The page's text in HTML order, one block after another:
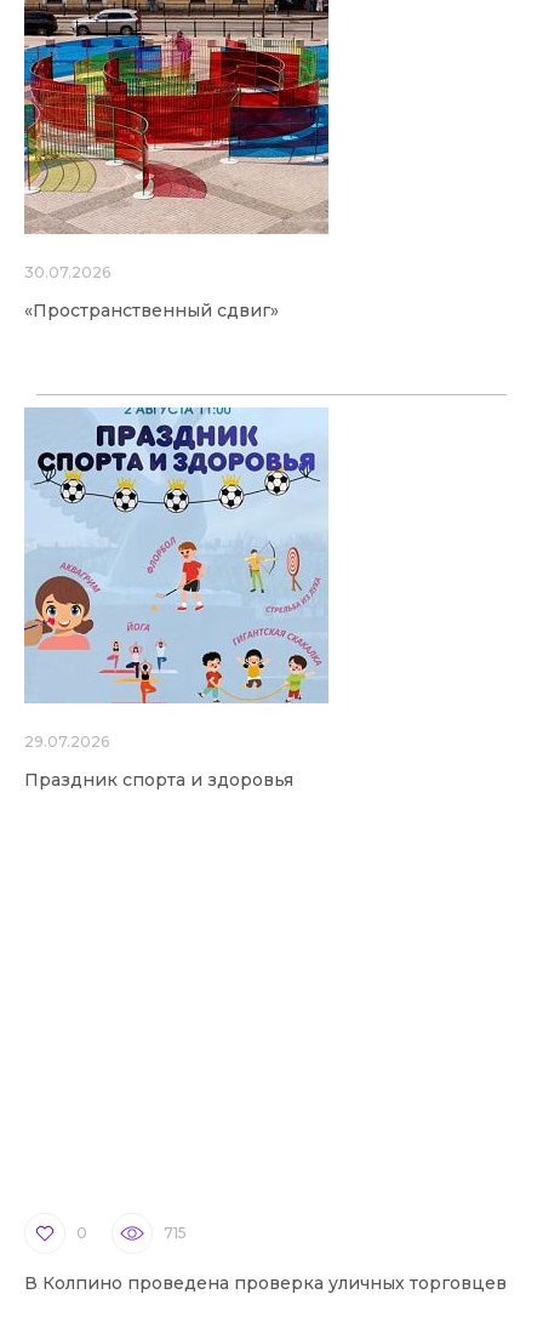
30.07.2026
«Пространственный сдвиг»
29.07.2026
Праздник спорта и здоровья
0 715
В Колпино проведена проверка уличных торговцев